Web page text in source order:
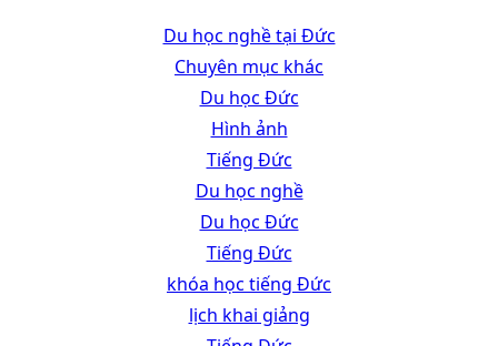
Du học nghề tại Đức
Chuyên mục khác
Du học Đức
Hình ảnh
Tiếng Đức
Du học nghề
Du học Đức
Tiếng Đức
khóa học tiếng Đức
lịch khai giảng